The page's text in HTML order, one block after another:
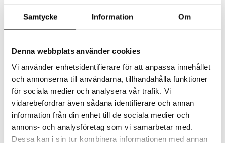
Samtycke Information Om
Denna webbplats använder cookies
Vi använder enhetsidentifierare för att anpassa innehållet
och annonserna till användarna, tillhandahålla funktioner
för sociala medier och analysera vår trafik. Vi
vidarebefordrar även sådana identifierare och annan
information från din enhet till de sociala medier och
annons- och analysföretag som vi samarbetar med.
Dessa kan i sin tur kombinera informationen med annan
Upptäck OPI's höstkollektion 2025 – The Mani-tude Collection.
Kollektionen innehåller 12 unika nyanser i Nail Lacquer. Nail Lacquer är
glans och håller i upp till 7 dagar.
Nagellack som håller i upp till 7 dagar
Snabbtorkande formula
Användning
1. Börja med att applicera 1 lager av OPI Natural Nail Base Coat på väl